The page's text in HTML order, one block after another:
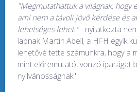
"Megmutathattuk a világnak, hogy
ami nem a távoli jövő kérdése és
lehetséges lehet."- nyilatkozta
lapnak Martin Abell, a HFH egyik
lehetővé tette számunkra, hogy a
mint előremutató, vonzó iparágat
nyilvánosságnak."